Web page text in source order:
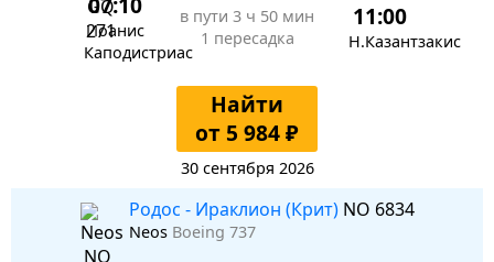
Иоанис
Каподистриас
в пути 3 ч 50 мин
1 пересадка
11:00
Н.Казантзакис
Найти
от 5 984 ₽
30 сентября 2026
Родос - Ираклион (Крит) NO 6834
Neos Boeing 737